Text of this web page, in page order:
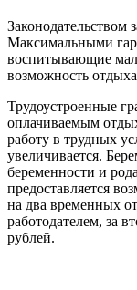
Максимальными
воспитывающие
возможность
Трудоустроенные
оплачиваемым
работу в трудных
увеличивается.
беременности и
предоставляется
на два временных
работодателем, за
рублей.